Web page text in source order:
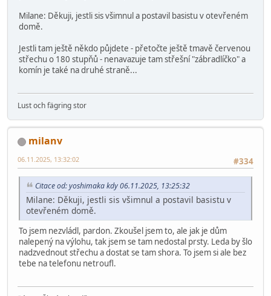
Milane: Děkuji, jestli sis všimnul a postavil basistu v otevřeném
domě.
Jestli tam ještě někdo půjdete - přetočte ještě tmavě červenou
střechu o 180 stupňů - nenavazuje tam střešní "zábradlíčko" a
komín je také na druhé straně...
Lust och fägring stor
milanv
#334
06.11.2025, 13:32:02
Citace od: yoshimaka kdy 06.11.2025, 13:25:32
Milane: Děkuji, jestli sis všimnul a postavil basistu v
otevřeném domě.
To jsem nezvládl, pardon. Zkoušel jsem to, ale jak je dům
nalepený na výlohu, tak jsem se tam nedostal prsty. Leda by šlo
nadzvednout střechu a dostat se tam shora. To jsem si ale bez
tebe na telefonu netroufl.